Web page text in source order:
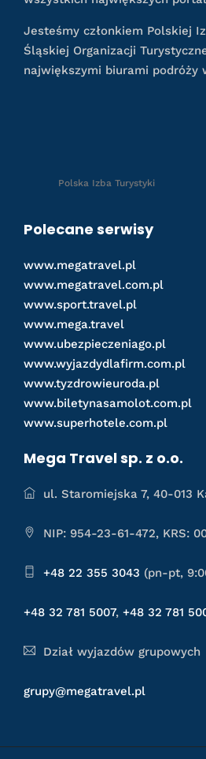
Jesteśmy członkiem Polskiej
Śląskiej Organizacji
największymi biurami podróży
Polska Izba Turystyki
Polecane serwisy
www.megatravel.pl
www.megatravel.com.pl
www.sport.travel.pl
www.mega.travel
www.ubezpieczeniago.pl
www.wyjazdydlafirm.com.pl
www.tyzdrowieuroda.pl
www.biletynasamolot.com.pl
www.superhotele.com.pl
Mega Travel sp. z o.o.
ul. Staromiejska 7, 40-013
NIP: 954-23-61-472, KRS:
+48 22 355 3043 (pn-pt,
+48 32 781 5007, +48 32 781
Dział wyjazdów grupowych
grupy@megatravel.pl